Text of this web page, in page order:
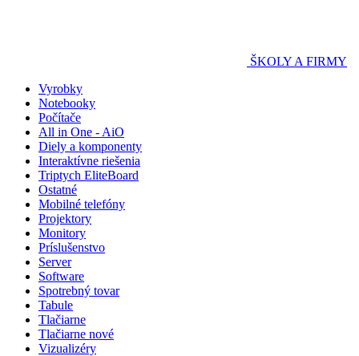
ŠKOLY A FIRMY
Vyrobky
Notebooky
Počítače
All in One - AiO
Diely a komponenty
Interaktívne riešenia
Triptych EliteBoard
Ostatné
Mobilné telefóny
Projektory
Monitory
Príslušenstvo
Server
Software
Spotrebný tovar
Tabule
Tlačiarne
Tlačiarne nové
Vizualizéry